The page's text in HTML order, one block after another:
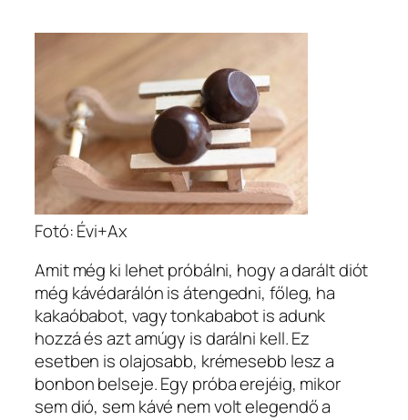
Fotó: Évi+Ax
Amit még ki lehet próbálni, hogy a darált diót
még kávédarálón is átengedni, főleg, ha
kakaóbabot, vagy tonkababot is adunk
hozzá és azt amúgy is darálni kell. Ez
esetben is olajosabb, krémesebb lesz a
bonbon belseje. Egy próba erejéig, mikor
sem dió, sem kávé nem volt elegendő a